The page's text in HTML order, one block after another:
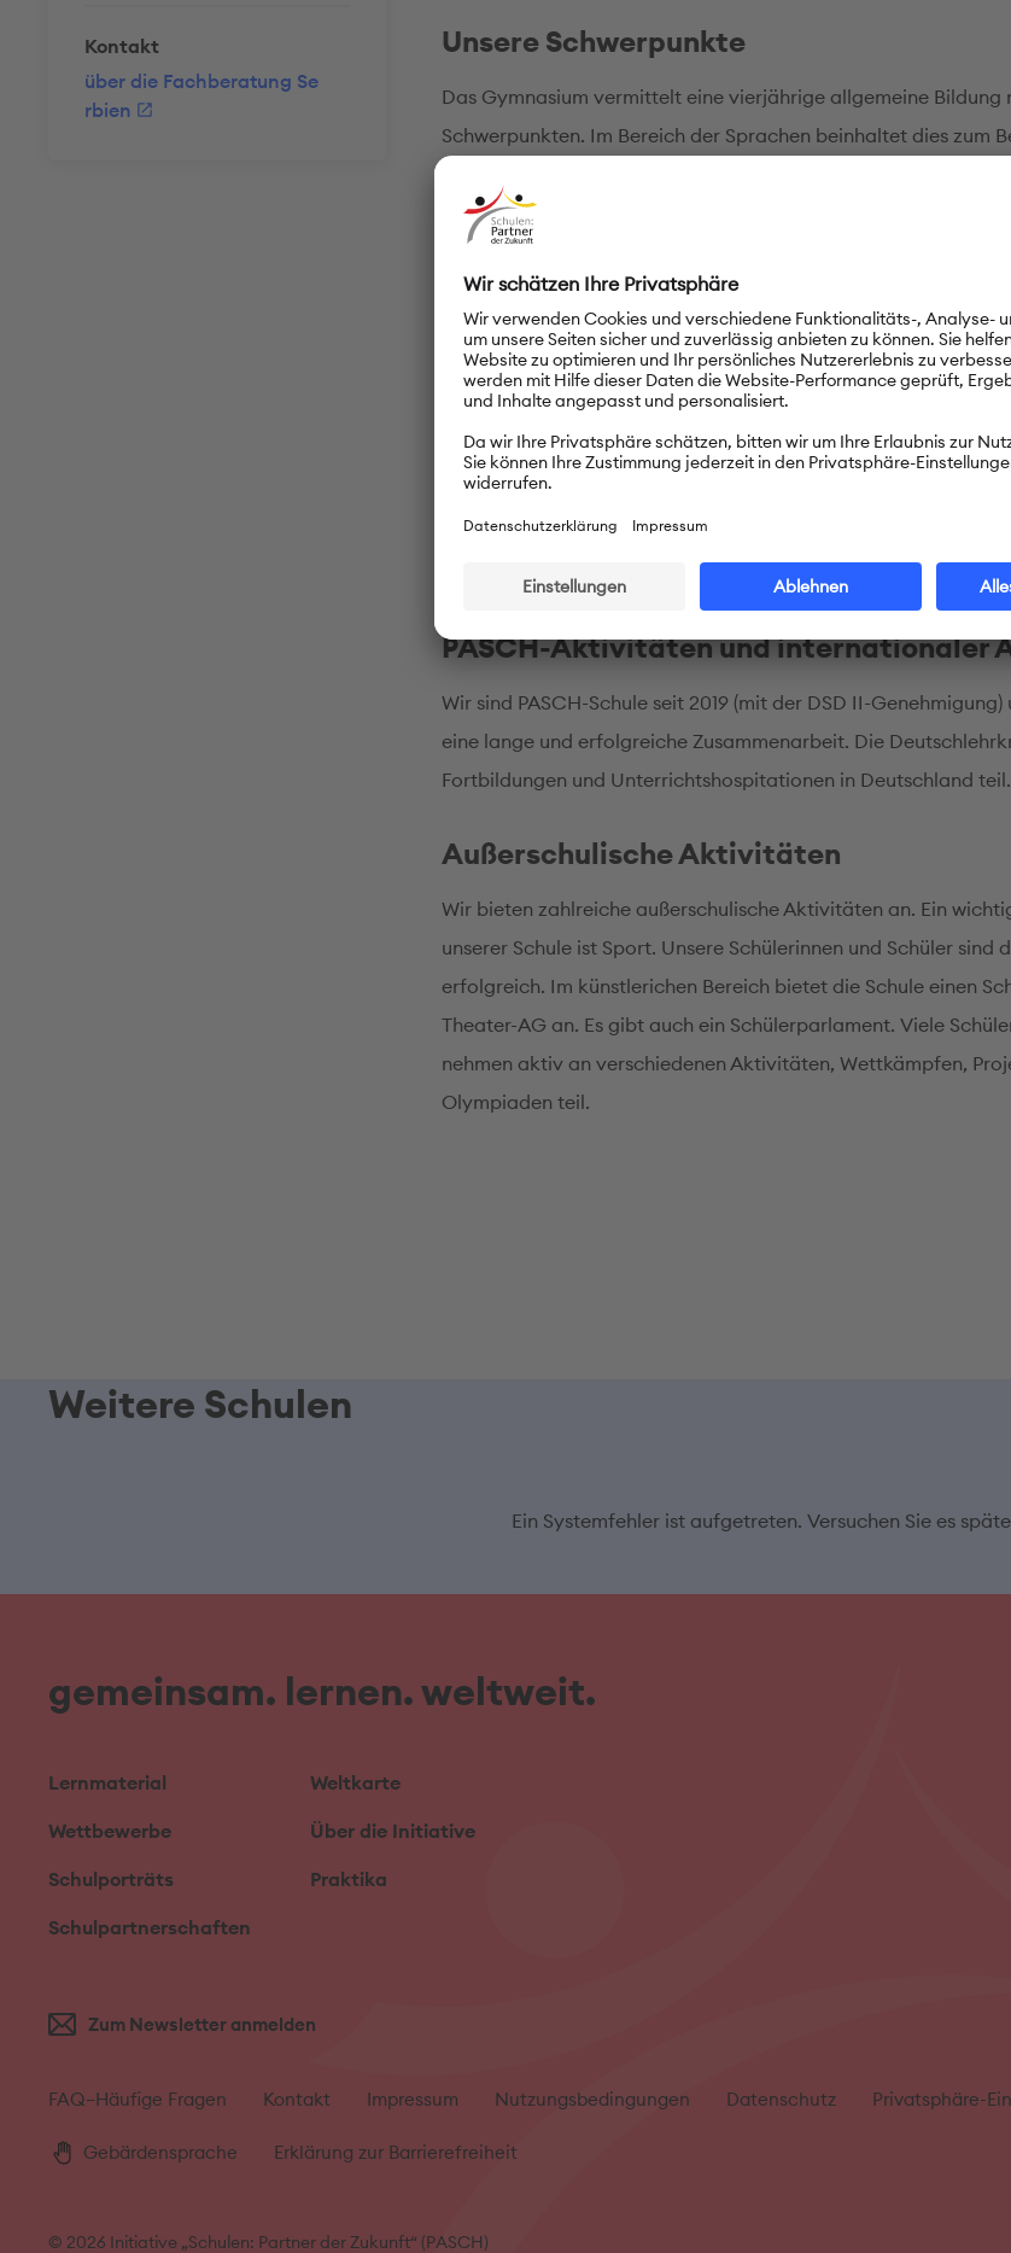
Kontakt
über die Fachberatung Se
rbien
Unsere Schwerpunkte
Das Gymnasium vermittelt eine vierjährige allgemeine Bildung
Schwerpunkten. Im Bereich der Sprachen beinhaltet dies zum
(Niveaustufen A2/B1, B2/C1). Außerdem fördern wir
Sport.
Deutschunterricht an unserer Schule
An unserer Schule wird Deutsch in allen Klassen unterrichtet.
an unserer Schule. Wir sind auch eine DSD-Schule. Die
können sowohl DSD I als auch DSD II ablegen. Der DaF-
durchschnittlich zwei Unterrichtseinheiten pro Woche bei der
Fremdsprache statt und mit vier bei den ersten.
PASCH-Aktivitäten und internationaler
Wir sind PASCH-Schule seit 2019 (mit der DSD II-
eine lange und erfolgreiche Zusammenarbeit. Die
Fortbildungen und Unterrichtshospitationen in Deutschland teil.
Außerschulische Aktivitäten
Wir bieten zahlreiche außerschulische Aktivitäten an. Ein
unserer Schule ist Sport. Unsere Schülerinnen und Schüler sind
erfolgreich. Im künstlerichen Bereich bietet die Schule einen
Theater-AG an. Es gibt auch ein Schülerparlament. Viele
nehmen aktiv an verschiedenen Aktivitäten, Wettkämpfen,
Olympiaden teil.
Weitere Schulen
Ein Systemfehler ist aufgetreten. Versuchen Sie es
gemeinsam. lernen. weltweit.
Lernmaterial
Wettbewerbe
Schulporträts
Schulpartnerschaften
Weltkarte
Über die Initiative
Praktika
Zum Newsletter anmelden
FAQ–Häufige Fragen Kontakt Impressum Nutzungsbedingungen Datenschutz Privatsphäre-
Gebärdensprache Erklärung zur Barrierefreiheit
© 2026 Initiative „Schulen: Partner der Zukunft“ (PASCH)